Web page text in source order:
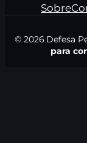
Sobre
© 2026 Defesa
para